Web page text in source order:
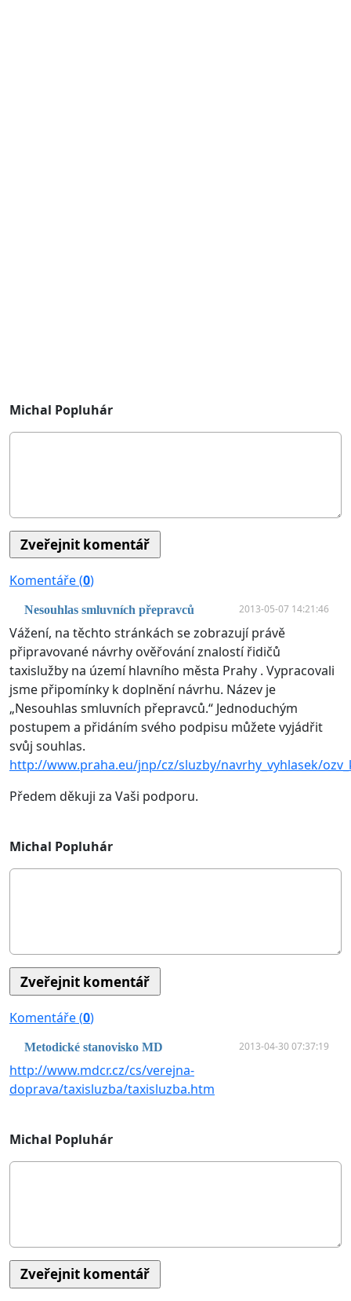
Michal Popluhár
Komentáře (0)
Nesouhlas smluvních přepravců 2013-05-07 14:21:46
Vážení, na těchto stránkách se zobrazují právě
připravované návrhy ověřování znalostí řidičů
taxislužby na území hlavního města Prahy . Vypracovali
jsme připomínky k doplnění návrhu. Název je
„Nesouhlas smluvních přepravců.“ Jednoduchým
postupem a přidáním svého podpisu můžete vyjádřit
svůj souhlas.
http://www.praha.eu/jnp/cz/sluzby/navrhy_vyhlasek/
Předem děkuji za Vaši podporu.
Michal Popluhár
Komentáře (0)
Metodické stanovisko MD 2013-04-30 07:37:19
http://www.mdcr.cz/cs/verejna-
doprava/taxisluzba/taxisluzba.htm
Michal Popluhár